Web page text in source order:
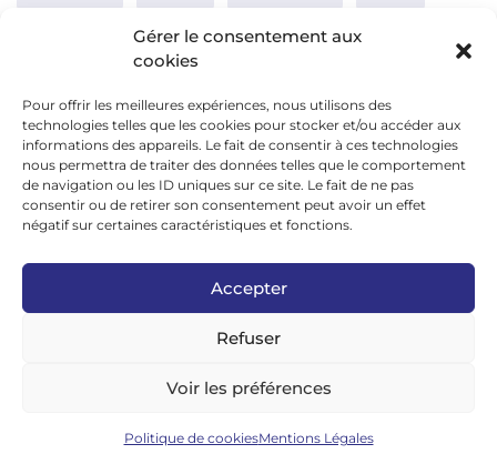
Gérer le consentement aux
cookies
Pour offrir les meilleures expériences, nous utilisons des
technologies telles que les cookies pour stocker et/ou accéder aux
informations des appareils. Le fait de consentir à ces technologies
nous permettra de traiter des données telles que le comportement
de navigation ou les ID uniques sur ce site. Le fait de ne pas
consentir ou de retirer son consentement peut avoir un effet
négatif sur certaines caractéristiques et fonctions.
Accepter
Refuser
Voir les préférences
Politique de cookiesMentions Légales
Thule Nakamura
Réseaux sociaux
google news
facebook
twitter